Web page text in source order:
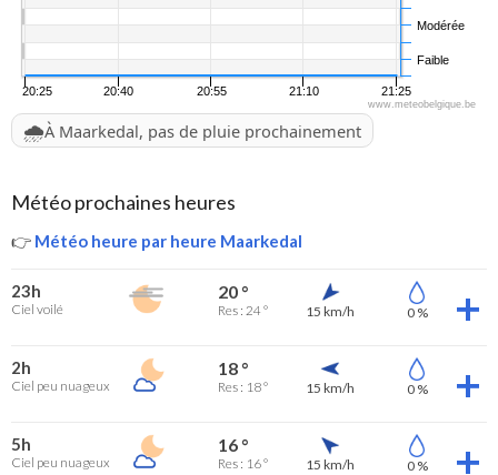
20:25 20:40 20:55 21:10 21:25
Faible
Modérée
www.meteobelgique.be
🌧️À Maarkedal, pas de pluie prochainement
Météo prochaines heures
👉 Météo heure par heure Maarkedal
23h
Ciel voilé
20 °
Res : 24 ° 15 km/h 0 %
2h
Ciel peu nuageux
18 °
Res : 18 ° 15 km/h 0 %
5h
Ciel peu nuageux
16 °
Res : 16 ° 15 km/h 0 %